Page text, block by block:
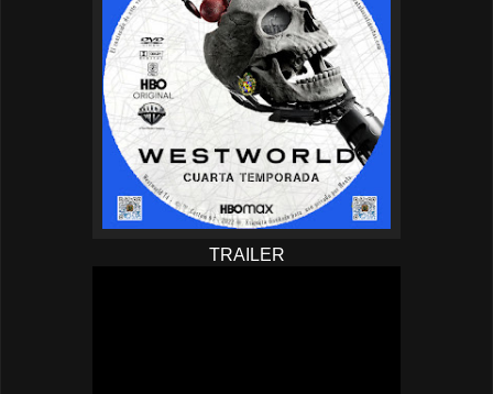
TRAILER